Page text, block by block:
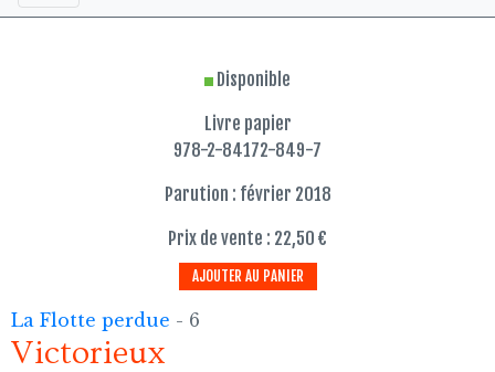
Disponible
Livre papier
978-2-84172-849-7
Parution : février 2018
Prix de vente : 22,50 €
AJOUTER AU PANIER
La Flotte perdue - 6
Victorieux